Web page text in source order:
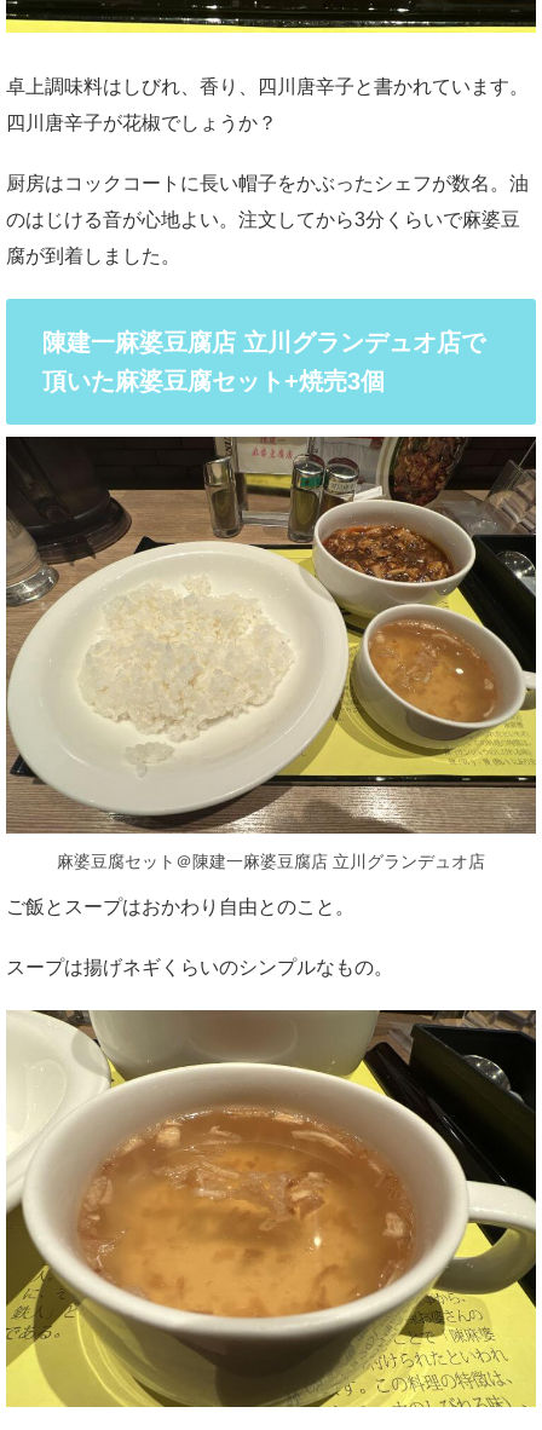
卓上調味料はしびれ、香り、四川唐辛子と書かれています。
四川唐辛子が花椒でしょうか？
厨房はコックコートに長い帽子をかぶったシェフが数名。油
のはじける音が心地よい。注文してから3分くらいで麻婆豆
腐が到着しました。
陳建一麻婆豆腐店 立川グランデュオ店で
頂いた麻婆豆腐セット+焼売3個
麻婆豆腐セット＠陳建一麻婆豆腐店 立川グランデュオ店
ご飯とスープはおかわり自由とのこと。
スープは揚げネギくらいのシンプルなもの。